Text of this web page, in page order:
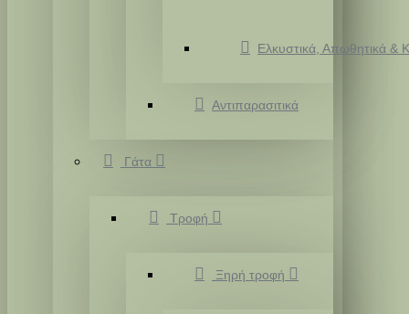
Ελκυστικά, Απωθητικά &
Αντιπαρασιτικά
Γάτα
Τροφή
Ξηρή τροφή